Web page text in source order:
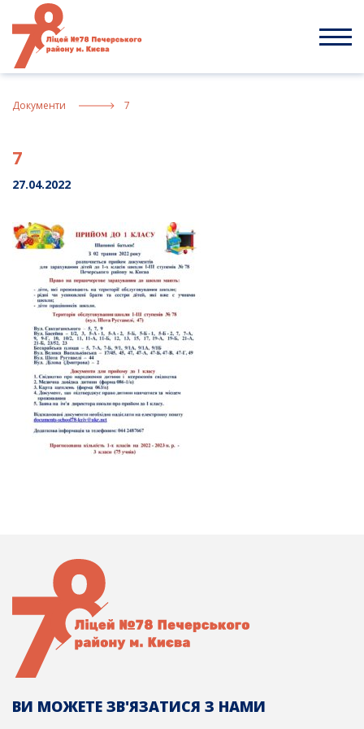
content
Документи 7
7
27.04.2022
ВИ МОЖЕТЕ ЗВ'ЯЗАТИСЯ З НАМИ